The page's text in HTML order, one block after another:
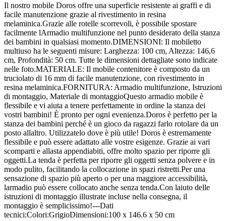
Il nostro mobile Doros offre una superficie resistente ai graffi e di
facile manutenzione grazie al rivestimento in resina
melaminica.Grazie alle rotelle scorrevoli, è possibile spostare
facilmente lArmadio multifunzione nel punto desiderato della stanza
dei bambini in qualsiasi momento.DIMENSIONI: Il mobiletto
multiuso ha le seguenti misure: Larghezza: 100 cm, Altezza: 146,6
cm, Profondità: 50 cm. Tutte le dimensioni dettagliate sono indicate
nelle foto.MATERIALE: Il mobile contenitore è composto da un
truciolato di 16 mm di facile manutenzione, con rivestimento in
resina melaminica.FORNITURA: Armadio multifunzione, Istruzioni
di montaggio, Materiale di montaggioQuesto armadio mobile è
flessibile e vi aiuta a tenere perfettamente in ordine la stanza dei
vostri bambini! È pronto per ogni evenienza.Doros è perfetto per la
stanza dei bambini perché è un gioco da ragazzi farlo rotolare da un
posto allaltro. Utilizzatelo dove è più utile! Doros è estremamente
flessibile e può essere adattato alle vostre esigenze. Grazie ai vari
scomparti e allasta appendiabiti, offre molto spazio per riporre gli
oggetti.La tenda è perfetta per riporre gli oggetti senza polvere e in
modo pulito, facilitando la collocazione in spazi ristretti.Per una
sensazione di spazio più aperto o per una maggiore accessibilità,
larmadio può essere collocato anche senza tenda.Con laiuto delle
istruzioni di montaggio illustrate incluse nella consegna, il
montaggio è semplicissimo!---Dati
tecnici:Colori:GrigioDimensioni:100 x 146.6 x 50 cm